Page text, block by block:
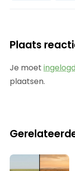
Plaats
Je moet
plaatsen.